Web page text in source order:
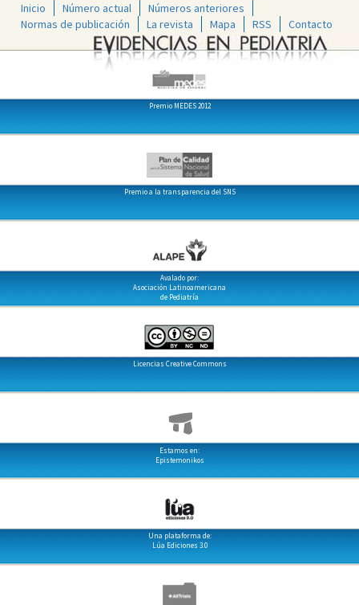
Inicio Número actual
Números anteriores
Normas de publicación
La revista Mapa RSS Contacto
Premio MEDES 2012
Premio a la transparencia del SNS
Avalado por:
Asociación Latinoamericana
de Pediatría
Licencias Creative Commons
Estamos en:
Epistemonikos
Una plataforma de:
Lúa Ediciones 3.0